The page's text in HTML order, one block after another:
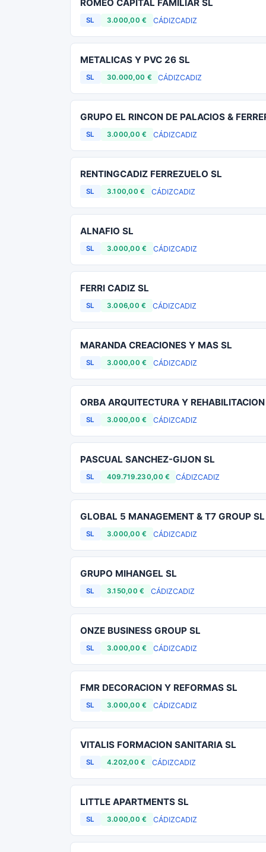
ROMEO CAPITAL FAMILIAR SL
SL 3.000,00 € CÁDIZCADIZ
METALICAS Y PVC 26 SL
SL 30.000,00 € CÁDIZCADIZ
GRUPO EL RINCON DE PALACIOS &
SL 3.000,00 € CÁDIZCADIZ
RENTINGCADIZ FERREZUELO SL
SL 3.100,00 € CÁDIZCADIZ
ALNAFIO SL
SL 3.000,00 € CÁDIZCADIZ
FERRI CADIZ SL
SL 3.006,00 € CÁDIZCADIZ
MARANDA CREACIONES Y MAS SL
SL 3.000,00 € CÁDIZCADIZ
ORBA ARQUITECTURA Y
SL 3.000,00 € CÁDIZCADIZ
PASCUAL SANCHEZ-GIJON SL
SL 409.719.230,00 € CÁDIZCADIZ
GLOBAL 5 MANAGEMENT & T7 GROUP SL
SL 3.000,00 € CÁDIZCADIZ
GRUPO MIHANGEL SL
SL 3.150,00 € CÁDIZCADIZ
ONZE BUSINESS GROUP SL
SL 3.000,00 € CÁDIZCADIZ
FMR DECORACION Y REFORMAS SL
SL 3.000,00 € CÁDIZCADIZ
VITALIS FORMACION SANITARIA SL
SL 4.202,00 € CÁDIZCADIZ
LITTLE APARTMENTS SL
SL 3.000,00 € CÁDIZCADIZ